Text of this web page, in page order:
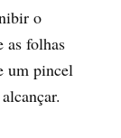
o
as folhas
um pincel